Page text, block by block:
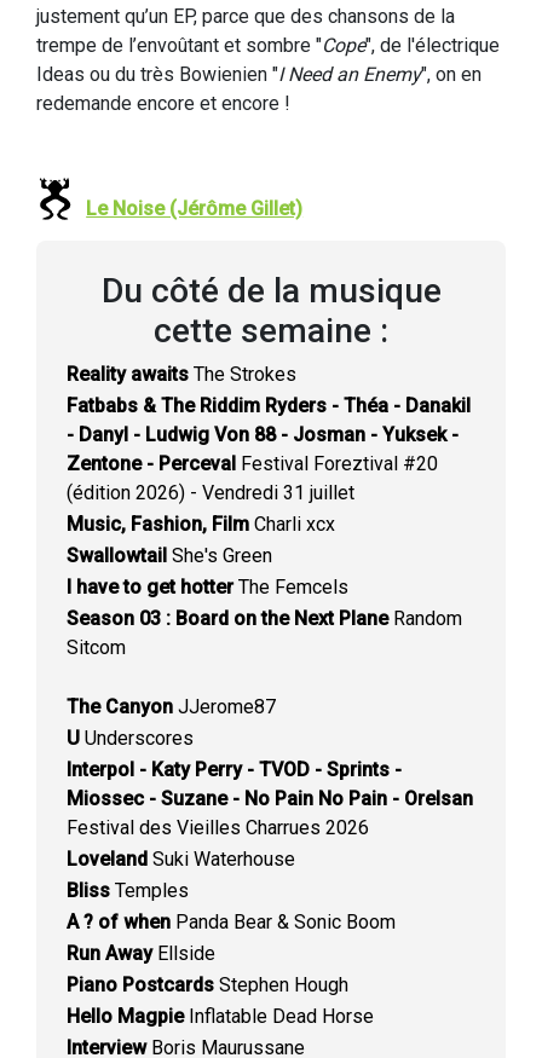
justement qu’un EP, parce que des chansons de la
trempe de l’envoûtant et sombre "Cope", de l'électrique
Ideas ou du très Bowienien "I Need an Enemy", on en
redemande encore et encore !
Le Noise (Jérôme Gillet)
Du côté de la musique
cette semaine :
Reality awaits The Strokes
Fatbabs & The Riddim Ryders - Théa - Danakil
- Danyl - Ludwig Von 88 - Josman - Yuksek -
Zentone - Perceval Festival Foreztival #20
(édition 2026) - Vendredi 31 juillet
Music, Fashion, Film Charli xcx
Swallowtail She's Green
I have to get hotterThe Femcels
Season 03 : Board on the Next PlaneRandom
Sitcom
The Canyon JJerome87
U Underscores
Interpol - Katy Perry - TVOD - Sprints -
Miossec - Suzane - No Pain No Pain - Orelsan
Festival des Vieilles Charrues 2026
Loveland Suki Waterhouse
Bliss Temples
A ? of when Panda Bear & Sonic Boom
Run AwayEllside
Piano Postcards Stephen Hough
Hello MagpieInflatable Dead Horse
InterviewBoris Maurussane